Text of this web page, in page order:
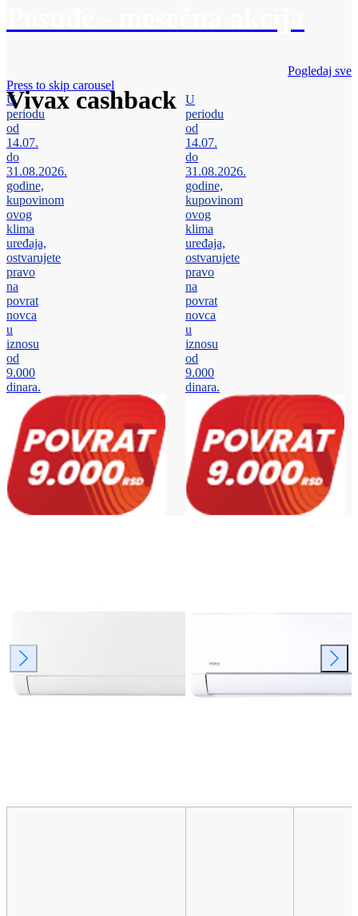
Vivax cashback
Pogledaj sve
Press to skip carousel
U
periodu
od
14.07.
do
31.08.2026.
godine,
kupovinom
ovog
klima
uređaja,
ostvarujete
pravo
na
povrat
novca
u
iznosu
od
9.000
dinara.
U
periodu
od
14.07.
do
31.08.2026.
godine,
kupovinom
ovog
klima
uređaja,
ostvarujete
pravo
na
povrat
novca
u
iznosu
od
9.000
dinara.